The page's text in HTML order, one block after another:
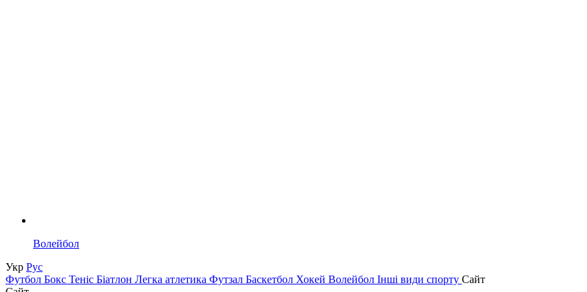
Волейбол
Укр Рус
Футбол Бокс Теніс Біатлон Легка атлетика Футзал Баскетбол Хокей Волейбол Інші види спорту Сайт